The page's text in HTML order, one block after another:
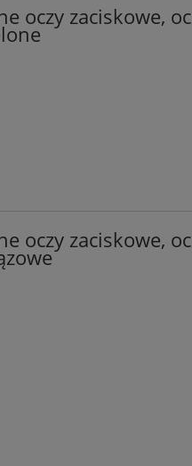
oczy zaciskowe,
oczy zaciskowe,